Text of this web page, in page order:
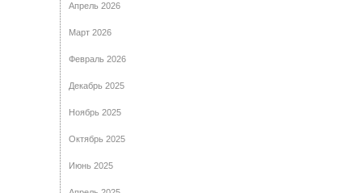
Апрель 2026
Март 2026
Февраль 2026
Декабрь 2025
Ноябрь 2025
Октябрь 2025
Июнь 2025